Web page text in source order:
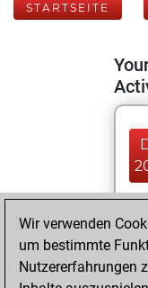
STARTSEITE
Wir verwenden
um bestimmte
Nutzererfahrungen